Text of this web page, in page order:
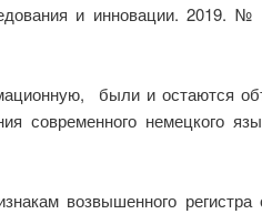
и инновации. 2019.
были и остаются
современного немецкого
возвышенного